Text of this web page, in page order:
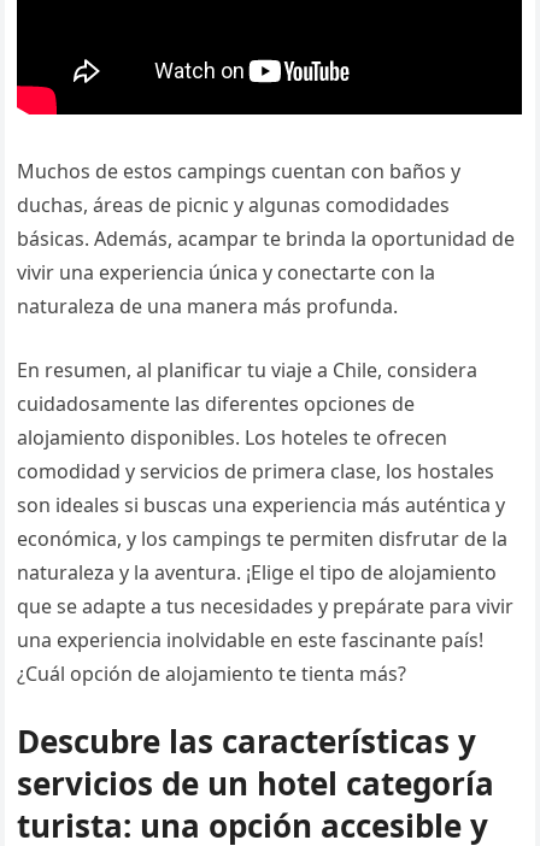
Muchos de estos campings cuentan con baños y
duchas, áreas de picnic y algunas comodidades
básicas. Además, acampar te brinda la oportunidad de
vivir una experiencia única y conectarte con la
naturaleza de una manera más profunda.
En resumen, al planificar tu viaje a Chile, considera
cuidadosamente las diferentes opciones de
alojamiento disponibles. Los hoteles te ofrecen
comodidad y servicios de primera clase, los hostales
son ideales si buscas una experiencia más auténtica y
económica, y los campings te permiten disfrutar de la
naturaleza y la aventura. ¡Elige el tipo de alojamiento
que se adapte a tus necesidades y prepárate para vivir
una experiencia inolvidable en este fascinante país!
¿Cuál opción de alojamiento te tienta más?
Descubre las características y
servicios de un hotel categoría
turista: una opción accesible y